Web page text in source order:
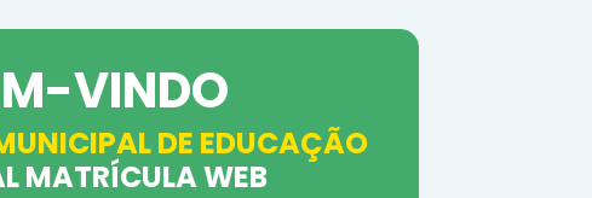
VINDO
DE EDUCAÇÃO
MATRÍCULA WEB